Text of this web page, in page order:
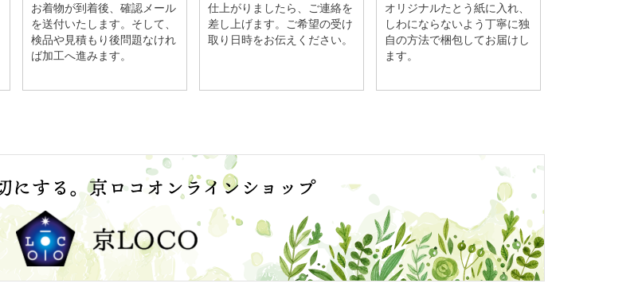
お着物が到着後、確認メール
を送付いたします。そして、
検品や見積もり後問題なけれ
ば加工へ進みます。
仕上がりましたら、ご連絡を
差し上げます。ご希望の受け
取り日時をお伝えください。
オリジナルたとう紙に入れ、
しわにならないよう丁寧に独
自の方法で梱包してお届けし
ます。